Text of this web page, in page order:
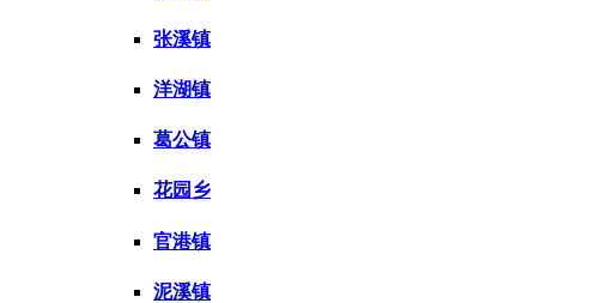
张溪镇
洋湖镇
葛公镇
花园乡
官港镇
泥溪镇